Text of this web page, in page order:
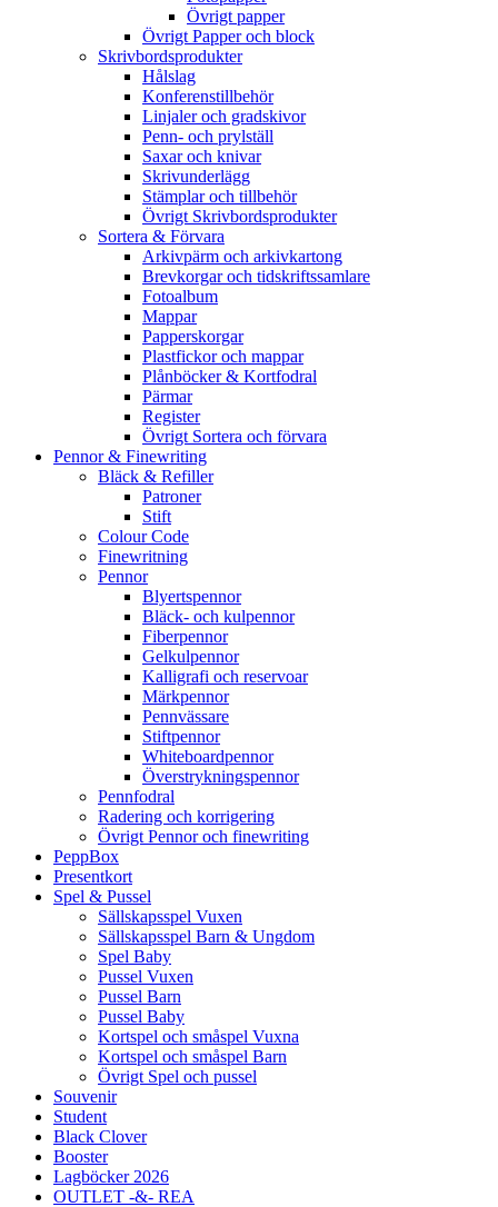
Övrigt papper
Övrigt Papper och block
Skrivbordsprodukter
Hålslag
Konferenstillbehör
Linjaler och gradskivor
Penn- och prylställ
Saxar och knivar
Skrivunderlägg
Stämplar och tillbehör
Övrigt Skrivbordsprodukter
Sortera & Förvara
Arkivpärm och arkivkartong
Brevkorgar och tidskriftssamlare
Fotoalbum
Mappar
Papperskorgar
Plastfickor och mappar
Plånböcker & Kortfodral
Pärmar
Register
Övrigt Sortera och förvara
Pennor & Finewriting
Bläck & Refiller
Patroner
Stift
Colour Code
Finewritning
Pennor
Blyertspennor
Bläck- och kulpennor
Fiberpennor
Gelkulpennor
Kalligrafi och reservoar
Märkpennor
Pennvässare
Stiftpennor
Whiteboardpennor
Överstrykningspennor
Pennfodral
Radering och korrigering
Övrigt Pennor och finewriting
PeppBox
Presentkort
Spel & Pussel
Sällskapsspel Vuxen
Sällskapsspel Barn & Ungdom
Spel Baby
Pussel Vuxen
Pussel Barn
Pussel Baby
Kortspel och småspel Vuxna
Kortspel och småspel Barn
Övrigt Spel och pussel
Souvenir
Student
Black Clover
Booster
Lagböcker 2026
OUTLET -&- REA